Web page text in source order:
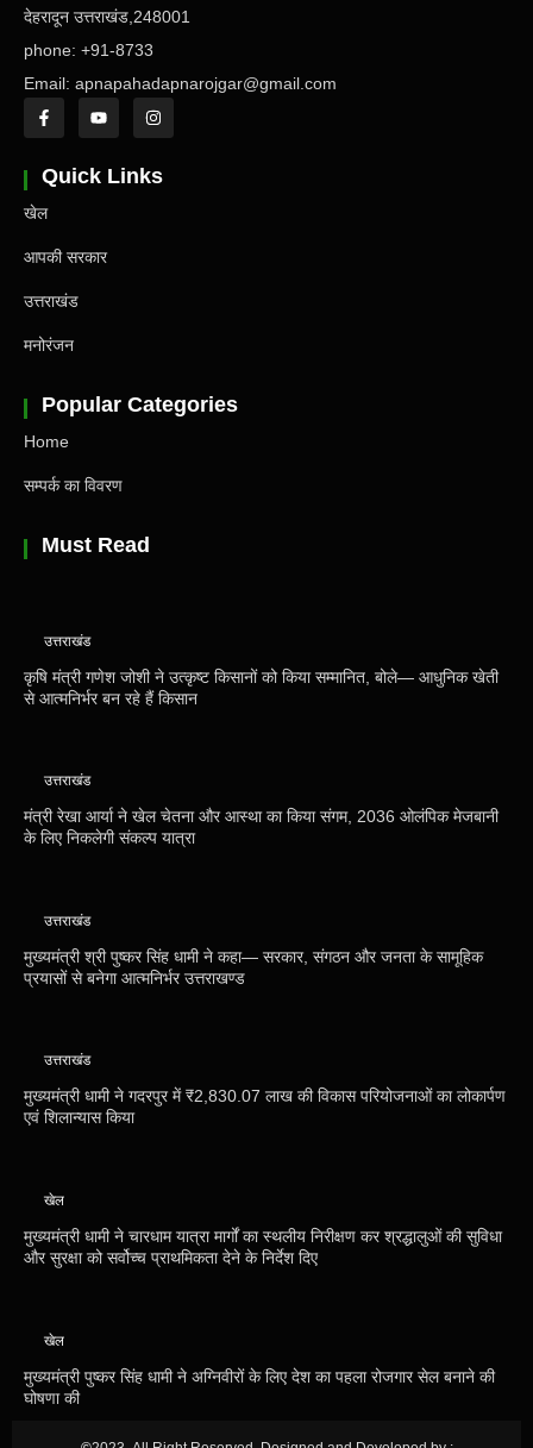
देहरादून उत्तराखंड,248001
phone: +91-8733
Email: apnapahadapnarojgar@gmail.com
Quick Links
खेल
आपकी सरकार
उत्तराखंड
मनोरंजन
Popular Categories
Home
सम्पर्क का विवरण
Must Read
उत्तराखंड
कृषि मंत्री गणेश जोशी ने उत्कृष्ट किसानों को किया सम्मानित, बोले— आधुनिक खेती
से आत्मनिर्भर बन रहे हैं किसान
उत्तराखंड
मंत्री रेखा आर्या ने खेल चेतना और आस्था का किया संगम, 2036 ओलंपिक मेजबानी
के लिए निकलेगी संकल्प यात्रा
उत्तराखंड
मुख्यमंत्री श्री पुष्कर सिंह धामी ने कहा— सरकार, संगठन और जनता के सामूहिक
प्रयासों से बनेगा आत्मनिर्भर उत्तराखण्ड
उत्तराखंड
मुख्यमंत्री धामी ने गदरपुर में ₹2,830.07 लाख की विकास परियोजनाओं का लोकार्पण
एवं शिलान्यास किया
खेल
मुख्यमंत्री धामी ने चारधाम यात्रा मार्गों का स्थलीय निरीक्षण कर श्रद्धालुओं की सुविधा
और सुरक्षा को सर्वोच्च प्राथमिकता देने के निर्देश दिए
खेल
मुख्यमंत्री पुष्कर सिंह धामी ने अग्निवीरों के लिए देश का पहला रोजगार सेल बनाने की
घोषणा की